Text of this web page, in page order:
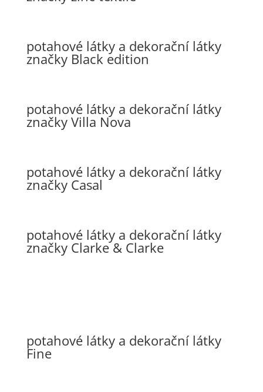
potahové látky a dekorační látky
značky Black edition
potahové látky a dekorační látky
značky Villa Nova
potahové látky a dekorační látky
značky Casal
potahové látky a dekorační látky
značky Clarke & Clarke
potahové látky a dekorační látky
Fine